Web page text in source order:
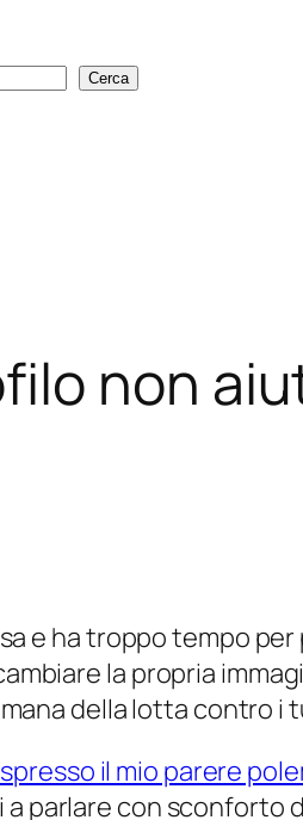
Cerca
non
e ha troppo tempo per
la propria
della lotta contro i
il mio parere
parlare con sconforto